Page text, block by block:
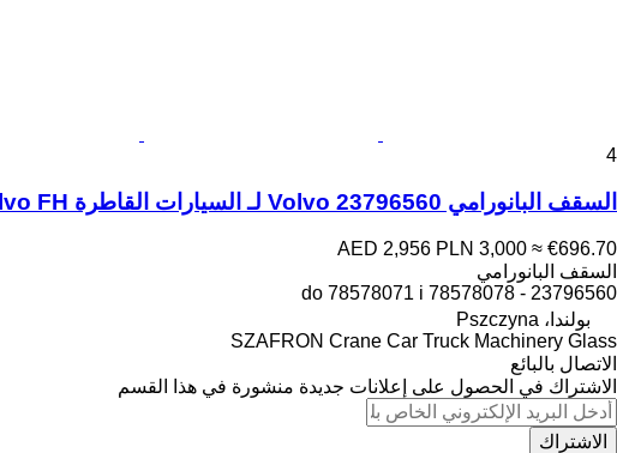
4
السقف البانورامي Volvo 23796560 لـ السيارات القاطرة Volvo FH
AED 2,956 PLN 3,000 ≈ €696.70
السقف البانورامي
23796560 - do 78578071 i 78578078
بولندا، Pszczyna
SZAFRON Crane Car Truck Machinery Glass
الاتصال بالبائع
الاشتراك في الحصول على إعلانات جديدة منشورة في هذا القسم
الاشتراك